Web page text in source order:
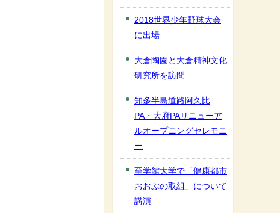
2018世界少年野球大会
に出場
大倉陶園と大倉精神文化
研究所を訪問
知多半島道路阿久比
PA・大府PAリニューア
ルオープニングセレモニ
ー
至学館大学で「健康都市
おおぶの取組」について
講演